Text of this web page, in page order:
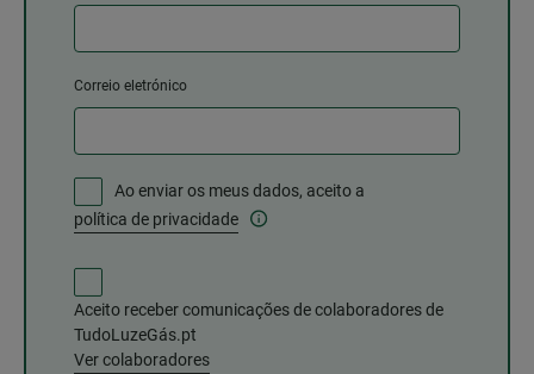
Correio eletrónico
Ao enviar os meus dados, aceito a
política de privacidade
Aceito receber comunicações de colaboradores de
TudoLuzeGás.pt
Ver colaboradores